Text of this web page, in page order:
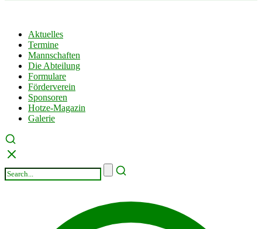
Aktuelles
Termine
Mannschaften
Die Abteilung
Formulare
Förderverein
Sponsoren
Hotze-Magazin
Galerie